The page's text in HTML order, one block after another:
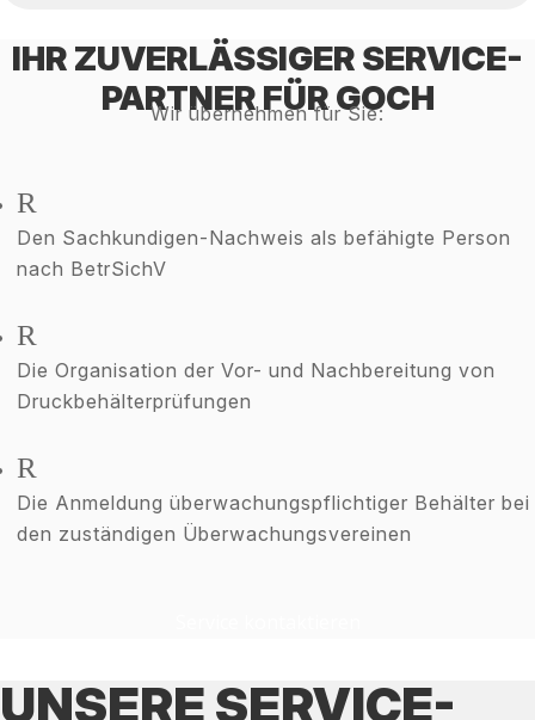
IHR ZUVERLÄSSIGER SERVICE-
PARTNER FÜR GOCH
Wir übernehmen für Sie:
R
Den Sachkundigen-Nachweis als befähigte Person
nach BetrSichV
R
Die Organisation der Vor- und Nachbereitung von
Druckbehälterprüfungen
R
Die Anmeldung überwachungspflichtiger Behälter bei
den zuständigen Überwachungsvereinen
UNSERE SERVICE-